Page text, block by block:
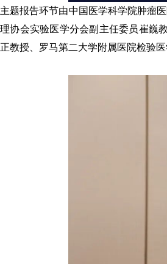
主题报告环节由中国医学科学院肿瘤
理协会实验医学分会副主任委员崔巍
正教授、罗马第二大学附属医院检验